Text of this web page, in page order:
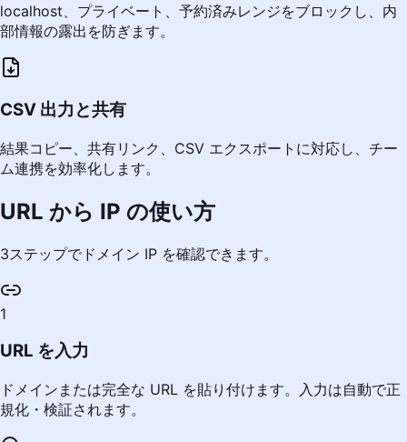
localhost、プライベート、予約済みレンジをブロックし、内
部情報の露出を防ぎます。
CSV 出力と共有
結果コピー、共有リンク、CSV エクスポートに対応し、チー
ム連携を効率化します。
URL から IP の使い方
3ステップでドメイン IP を確認できます。
1
URL を入力
ドメインまたは完全な URL を貼り付けます。入力は自動で正
規化・検証されます。